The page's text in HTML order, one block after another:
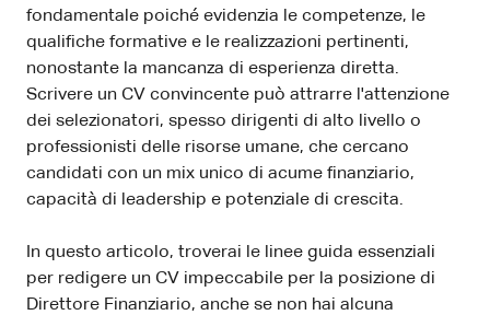
fondamentale poiché evidenzia le competenze, le
qualifiche formative e le realizzazioni pertinenti,
nonostante la mancanza di esperienza diretta.
Scrivere un CV convincente può attrarre l'attenzione
dei selezionatori, spesso dirigenti di alto livello o
professionisti delle risorse umane, che cercano
candidati con un mix unico di acume finanziario,
capacità di leadership e potenziale di crescita.
In questo articolo, troverai le linee guida essenziali
per redigere un CV impeccabile per la posizione di
Direttore Finanziario, anche se non hai alcuna